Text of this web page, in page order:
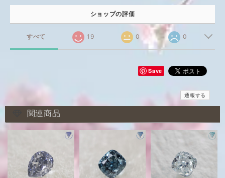
ショップの評価
すべて 19 0 0
Save
通報する
関連商品